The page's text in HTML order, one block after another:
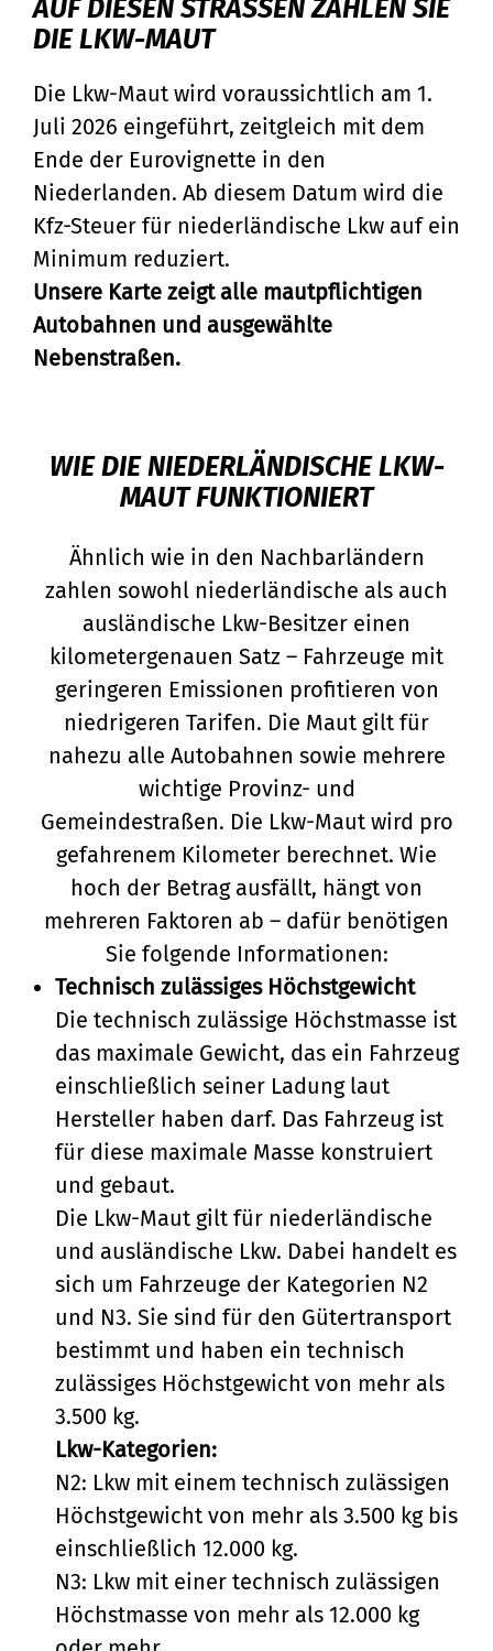
AUF DIESEN STRASSEN ZAHLEN SIE
DIE LKW-MAUT
Die Lkw-Maut wird voraussichtlich am 1.
Juli 2026 eingeführt, zeitgleich mit dem
Ende der Eurovignette in den
Niederlanden. Ab diesem Datum wird die
Kfz-Steuer für niederländische Lkw auf ein
Minimum reduziert.
Unsere Karte zeigt alle mautpflichtigen
Autobahnen und ausgewählte
Nebenstraßen.
WIE DIE NIEDERLÄNDISCHE LKW-
MAUT FUNKTIONIERT
Ähnlich wie in den Nachbarländern
zahlen sowohl niederländische als auch
ausländische Lkw-Besitzer einen
kilometergenauen Satz – Fahrzeuge mit
geringeren Emissionen profitieren von
niedrigeren Tarifen. Die Maut gilt für
nahezu alle Autobahnen sowie mehrere
wichtige Provinz- und
Gemeindestraßen. Die Lkw-Maut wird pro
gefahrenem Kilometer berechnet. Wie
hoch der Betrag ausfällt, hängt von
mehreren Faktoren ab – dafür benötigen
Sie folgende Informationen:
Technisch zulässiges Höchstgewicht
Die technisch zulässige Höchstmasse ist
das maximale Gewicht, das ein Fahrzeug
einschließlich seiner Ladung laut
Hersteller haben darf. Das Fahrzeug ist
für diese maximale Masse konstruiert
und gebaut.
Die Lkw-Maut gilt für niederländische
und ausländische Lkw. Dabei handelt es
sich um Fahrzeuge der Kategorien N2
und N3. Sie sind für den Gütertransport
bestimmt und haben ein technisch
zulässiges Höchstgewicht von mehr als
3.500 kg.
Lkw-Kategorien:
N2: Lkw mit einem technisch zulässigen
Höchstgewicht von mehr als 3.500 kg bis
einschließlich 12.000 kg.
N3: Lkw mit einer technisch zulässigen
Höchstmasse von mehr als 12.000 kg